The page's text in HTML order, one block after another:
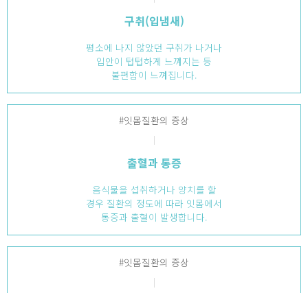
구취(입냄새)
평소에 나지 않았던 구취가 나거나
입안이 텁텁하게 느껴지는 등
불편함이 느껴집니다.
#잇몸질환의 증상
출혈과 통증
음식물을 섭취하거나 양치를 할
경우 질환의 정도에 따라 잇몸에서
통증과 출혈이 발생합니다.
#잇몸질환의 증상